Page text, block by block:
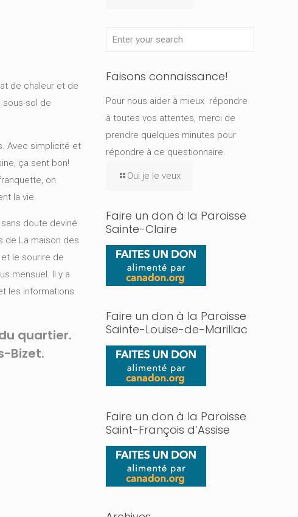
de chaleur et de
sol de
Avec simplicité et
ça sent bon!
on
la vie.
doute deviné
de La maison des
le sourire de
mensuel. Il y a
les informations
quartier.
Bizet.
Faisons connaissance!
Pour nous aider à mieux répondre
à toutes vos attentes, merci de
prendre quelques minutes pour
répondre à ce questionnaire.
Oui je le veux
Faire un don à la Paroisse
Sainte-Claire
Faire un don à la Paroisse
Sainte-Louise-de-Marillac
Faire un don à la Paroisse
Saint-François d’Assise